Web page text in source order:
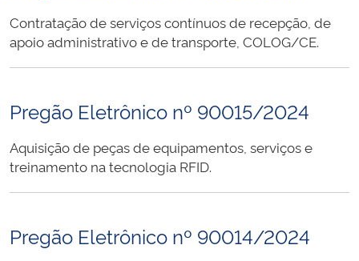
Contratação de serviços contínuos de recepção, de
apoio administrativo e de transporte, COLOG/CE.
Pregão Eletrônico nº 90015/2024
Aquisição de peças de equipamentos, serviços e
treinamento na tecnologia RFID.
Pregão Eletrônico nº 90014/2024